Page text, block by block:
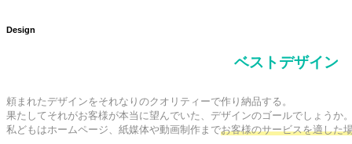
Design
ベストデザイン
頼まれたデザインをそれなりのクオリティーで作り納品する。
果たしてそれがお客様が本当に望んでいた、デザインのゴールでしょうか
私どもはホームページ、紙媒体や動画制作までお客様のサービスを適した